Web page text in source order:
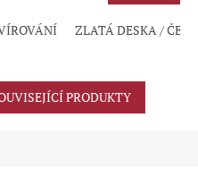
ZLATÁ DESKA /
PRODUKTY